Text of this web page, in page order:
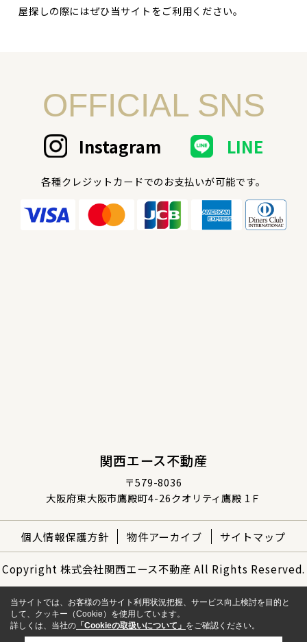
屋探しの際にはぜひ当サイトをご利用ください。
OFFICIAL SNS
Instagram LINE
各種クレジットカードでのお支払いが可能です。
関西エース不動産
〒579-8036
大阪府東大阪市鷹殿町4-26クオリティ鷹殿 1Ｆ
個人情報保護方針 物件アーカイブ サイトマップ
Copyright 株式会社関西エース不動産 All Rights Reserved.
当サイトでは、お客様の当サイト利用状況把握、サービス向上検討を目的と
して、クッキー（Cookie）を使用しています。
詳しくは、当社の 「Cookieの取扱いについて」 をご確認ください。